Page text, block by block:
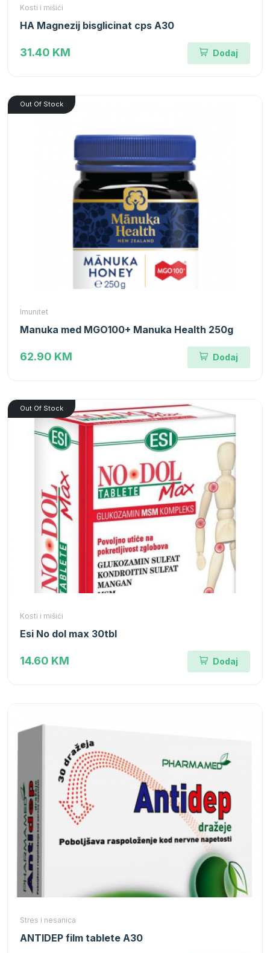
Kosti i mišići
HA Magnezij bisglicinat cps A30
31.40 KM Dodaj
Out Of Stock
Imunitet
Manuka med MGO100+ Manuka Health 250g
62.90 KM Dodaj
Out Of Stock
Kosti i mišići
Esi No dol max 30tbl
14.60 KM Dodaj
Stres i nesanica
ANTIDEP film tablete A30